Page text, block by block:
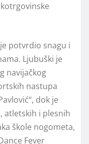
potvrdio snagu i
Ljubuški je
navijačkog
nastupa
dok je
atletskih i plesnih
škole nogometa,
Fever